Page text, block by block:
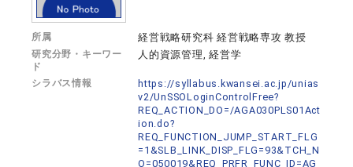
所属 経営戦略研究科 経営戦略専攻 教授
研究分野・キーワー
ド
人的資源管理, 経営学
シラバス情報
https://syllabus.kwansei.ac.jp/unias
v2/UnSSOLoginControlFree?
REQ_ACTION_DO=/AGA030PLS01Act
ion.do?
REQ_FUNCTION_JUMP_START_FLG
=1&SLB_LINK_DISP_FLG=93&TCH_N
O=050019&REQ_PRFR_FUNC_ID=AG